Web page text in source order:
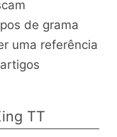
de grama
uma referência
TT